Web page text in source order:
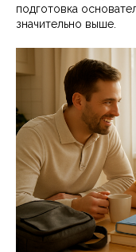
подготовка
значительно выше.